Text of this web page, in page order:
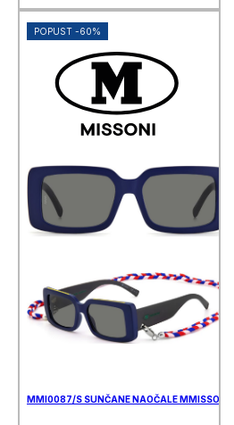
POPUST -60%
MMI0087/S SUNČANE NAOČALE MMISSONI